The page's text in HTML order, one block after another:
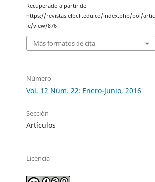
Recuperado a partir de
https://revistas.elpoli.edu.co/index.php/pol/artic
le/view/876
Más formatos de cita
Número
Vol. 12 Núm. 22: Enero-Junio, 2016
Sección
Artículos
Licencia